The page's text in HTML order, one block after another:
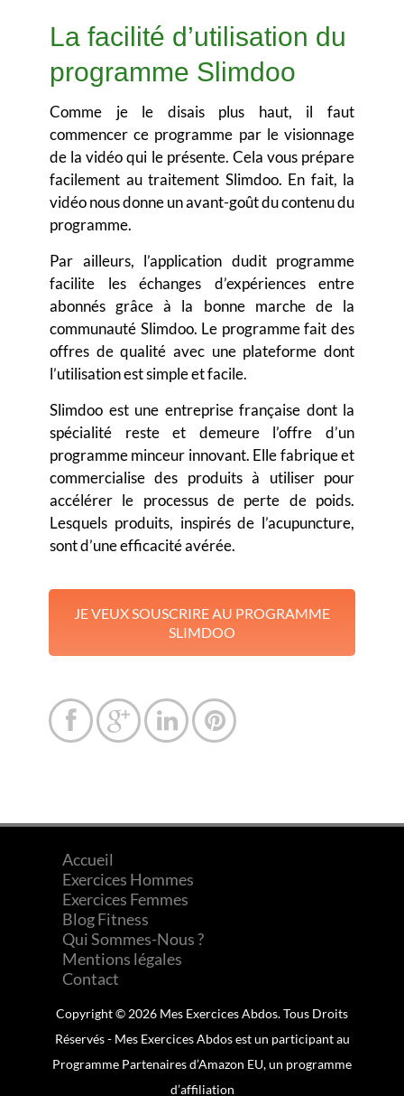
La facilité d’utilisation du
programme Slimdoo
Comme je le disais plus haut, il faut
commencer ce programme par le visionnage
de la vidéo qui le présente. Cela vous prépare
facilement au traitement Slimdoo. En fait, la
vidéo nous donne un avant-goût du contenu du
programme.
Par ailleurs, l’application dudit programme
facilite les échanges d’expériences entre
abonnés grâce à la bonne marche de la
communauté Slimdoo. Le programme fait des
offres de qualité avec une plateforme dont
l’utilisation est simple et facile.
Slimdoo est une entreprise française dont la
spécialité reste et demeure l’offre d’un
programme minceur innovant. Elle fabrique et
commercialise des produits à utiliser pour
accélérer le processus de perte de poids.
Lesquels produits, inspirés de l’acupuncture,
sont d’une efficacité avérée.
JE VEUX SOUSCRIRE AU PROGRAMME
SLIMDOO
   
Accueil
Exercices Hommes
Exercices Femmes
Blog Fitness
Qui Sommes-Nous ?
Mentions légales
Contact
Copyright © 2026 Mes Exercices Abdos. Tous Droits
Réservés - Mes Exercices Abdos est un participant au
Programme Partenaires d’Amazon EU, un programme
d’affiliation